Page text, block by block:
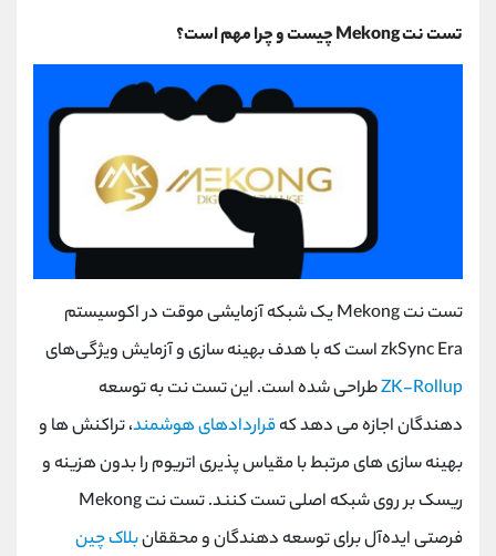
تست نت Mekong چیست و چرا مهم است؟
تست‌ نت Mekong یک شبکه آزمایشی موقت در اکوسیستم
zkSync Era است که با هدف بهینه ‌سازی و آزمایش ویژگی‌های
ZK-Rollupطراحی شده است. این تست ‌نت به توسعه‌
دهندگان اجازه می‌ دهد کهقراردادهای هوشمند، تراکنش ‌ها و
بهینه ‌سازی ‌های مرتبط با مقیاس‌ پذیری اتریوم را بدون هزینه و
ریسک بر روی شبکه اصلی تست کنند. تست ‌نت Mekong
فرصتی ایده‌آل برای توسعه‌ دهندگان و محققانبلاک چین